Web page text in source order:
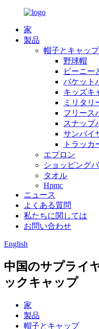
家
製品
帽子とキャップ
野球帽
ビーニー
バケット
キッズキ
ミリタリ
フリース
スナップ
サンバイ
トラッ
エプロン
ショッピング
タオル
Hpmc
ニュース
よくある質問
私たちに関しては
お問い合わせ
English
中国のサプライ
ックキャップ
家
製品
帽子とキャップ